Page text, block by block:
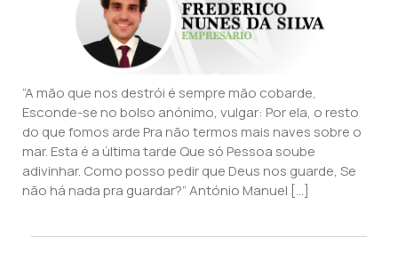
“A mão que nos destrói é sempre mão cobarde,
Esconde-se no bolso anónimo, vulgar: Por ela, o resto
do que fomos arde Pra não termos mais naves sobre o
mar. Esta é a última tarde Que só Pessoa soube
adivinhar. Como posso pedir que Deus nos guarde, Se
não há nada pra guardar?” António Manuel […]